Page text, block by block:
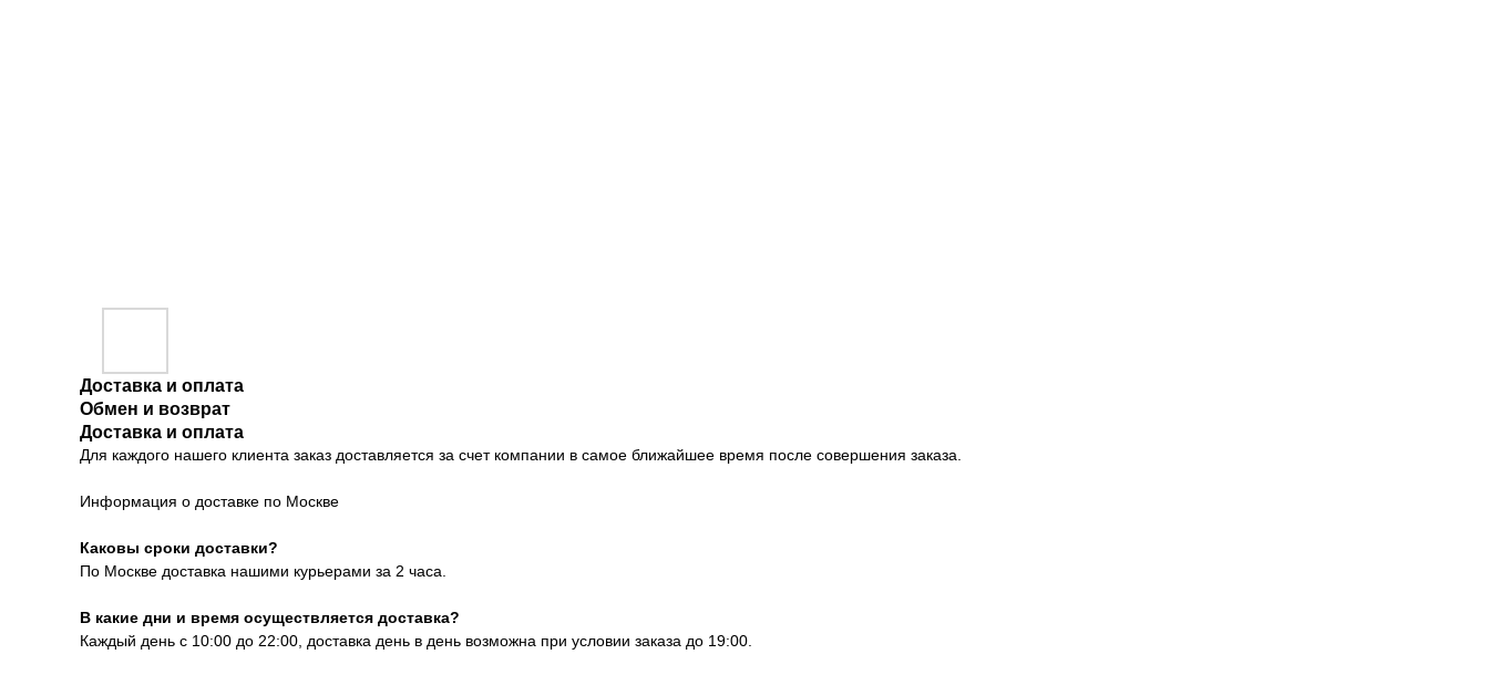
Доставка и оплата
Обмен и возврат
Доставка и оплата
Для каждого нашего клиента заказ доставляется за счет компании в самое ближайшее время после совершения заказа.
Информация о доставке по Москве
Каковы сроки доставки?
По Москве доставка нашими курьерами за 2 часа.
В какие дни и время осуществляется доставка?
Каждый день с 10:00 до 22:00, доставка день в день возможна при условии заказа до 19:00.